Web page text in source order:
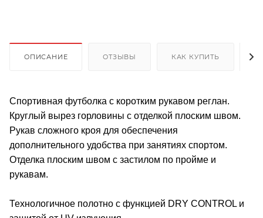
ОПИСАНИЕ ОТЗЫВЫ КАК КУПИТЬ
Спортивная футболка с коротким рукавом реглан.
Круглый вырез горловины с отделкой плоским швом.
Рукав сложного кроя для обеспечения
дополнительного удобства при занятиях спортом.
Отделка плоским швом с застилом по пройме и
рукавам.
Технологичное полотно с функцией DRY CONTROL и